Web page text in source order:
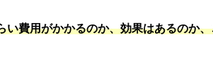
い費用がかかるのか、効果はあるのか